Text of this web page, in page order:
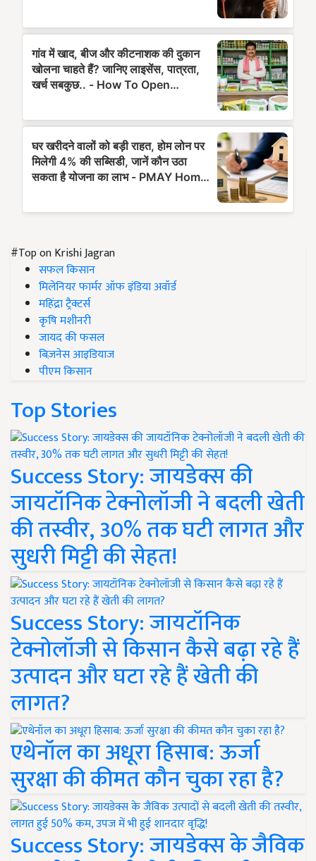
#Top on Krishi Jagran
सफल किसान
मिलेनियर फार्मर ऑफ इंडिया अवॉर्ड
महिंद्रा ट्रैक्टर्स
कृषि मशीनरी
जायद की फसल
बिज़नेस आइडियाज
पीएम किसान
Top Stories
Success Story: जायडेक्स की
जायटॉनिक टेक्नोलॉजी ने बदली खेती
की तस्वीर, 30% तक घटी लागत और
सुधरी मिट्टी की सेहत!
Success Story: जायटॉनिक
टेक्नोलॉजी से किसान कैसे बढ़ा रहे हैं
उत्पादन और घटा रहे हैं खेती की
लागत?
एथेनॉल का अधूरा हिसाब: ऊर्जा
सुरक्षा की कीमत कौन चुका रहा है?
Success Story: जायडेक्स के जैविक